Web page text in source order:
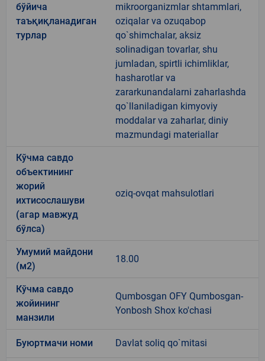
бўйича
таъқиқланадиган
турлар
mikroorganizmlar shtammlari,
oziqalar va ozuqabop
qo`shimchalar, aksiz
solinadigan tovarlar, shu
jumladan, spirtli ichimliklar,
hasharotlar va
zararkunandalarni zaharlashda
qo`llaniladigan kimyoviy
moddalar va zaharlar, diniy
mazmundagi materiallar
Кўчма савдо
объектининг
жорий
ихтисослашуви
(агар мавжуд
бўлса)
oziq-ovqat mahsulotlari
Умумий майдони
(м2)
18.00
Кўчма савдо
жойининг
манзили
Qumbosgan OFY Qumbosgan-
Yonbosh Shox ko'chasi
Буюртмачи номи Davlat soliq qo`mitasi